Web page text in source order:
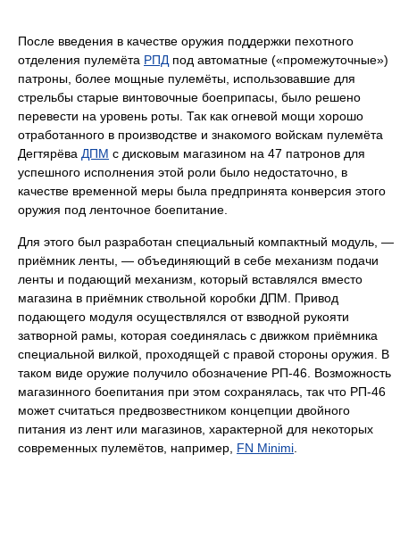
После введения в качестве оружия поддержки пехотного
отделения пулемёта РПД под автоматные («промежуточные»)
патроны, более мощные пулемёты, использовавшие для
стрельбы старые винтовочные боеприпасы, было решено
перевести на уровень роты. Так как огневой мощи хорошо
отработанного в производстве и знакомого войскам пулемёта
Дегтярёва ДПМ с дисковым магазином на 47 патронов для
успешного исполнения этой роли было недостаточно, в
качестве временной меры была предпринята конверсия этого
оружия под ленточное боепитание.
Для этого был разработан специальный компактный модуль, —
приёмник ленты, — объединяющий в себе механизм подачи
ленты и подающий механизм, который вставлялся вместо
магазина в приёмник ствольной коробки ДПМ. Привод
подающего модуля осуществлялся от взводной рукояти
затворной рамы, которая соединялась с движком приёмника
специальной вилкой, проходящей с правой стороны оружия. В
таком виде оружие получило обозначение РП-46. Возможность
магазинного боепитания при этом сохранялась, так что РП-46
может считаться предвозвестником концепции двойного
питания из лент или магазинов, характерной для некоторых
современных пулемётов, например, FN Minimi